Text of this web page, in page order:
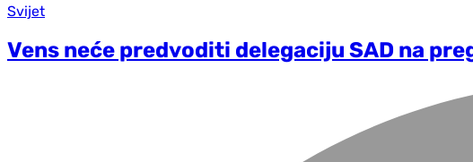
Svijet
Vens neće predvoditi delegaciju SAD na